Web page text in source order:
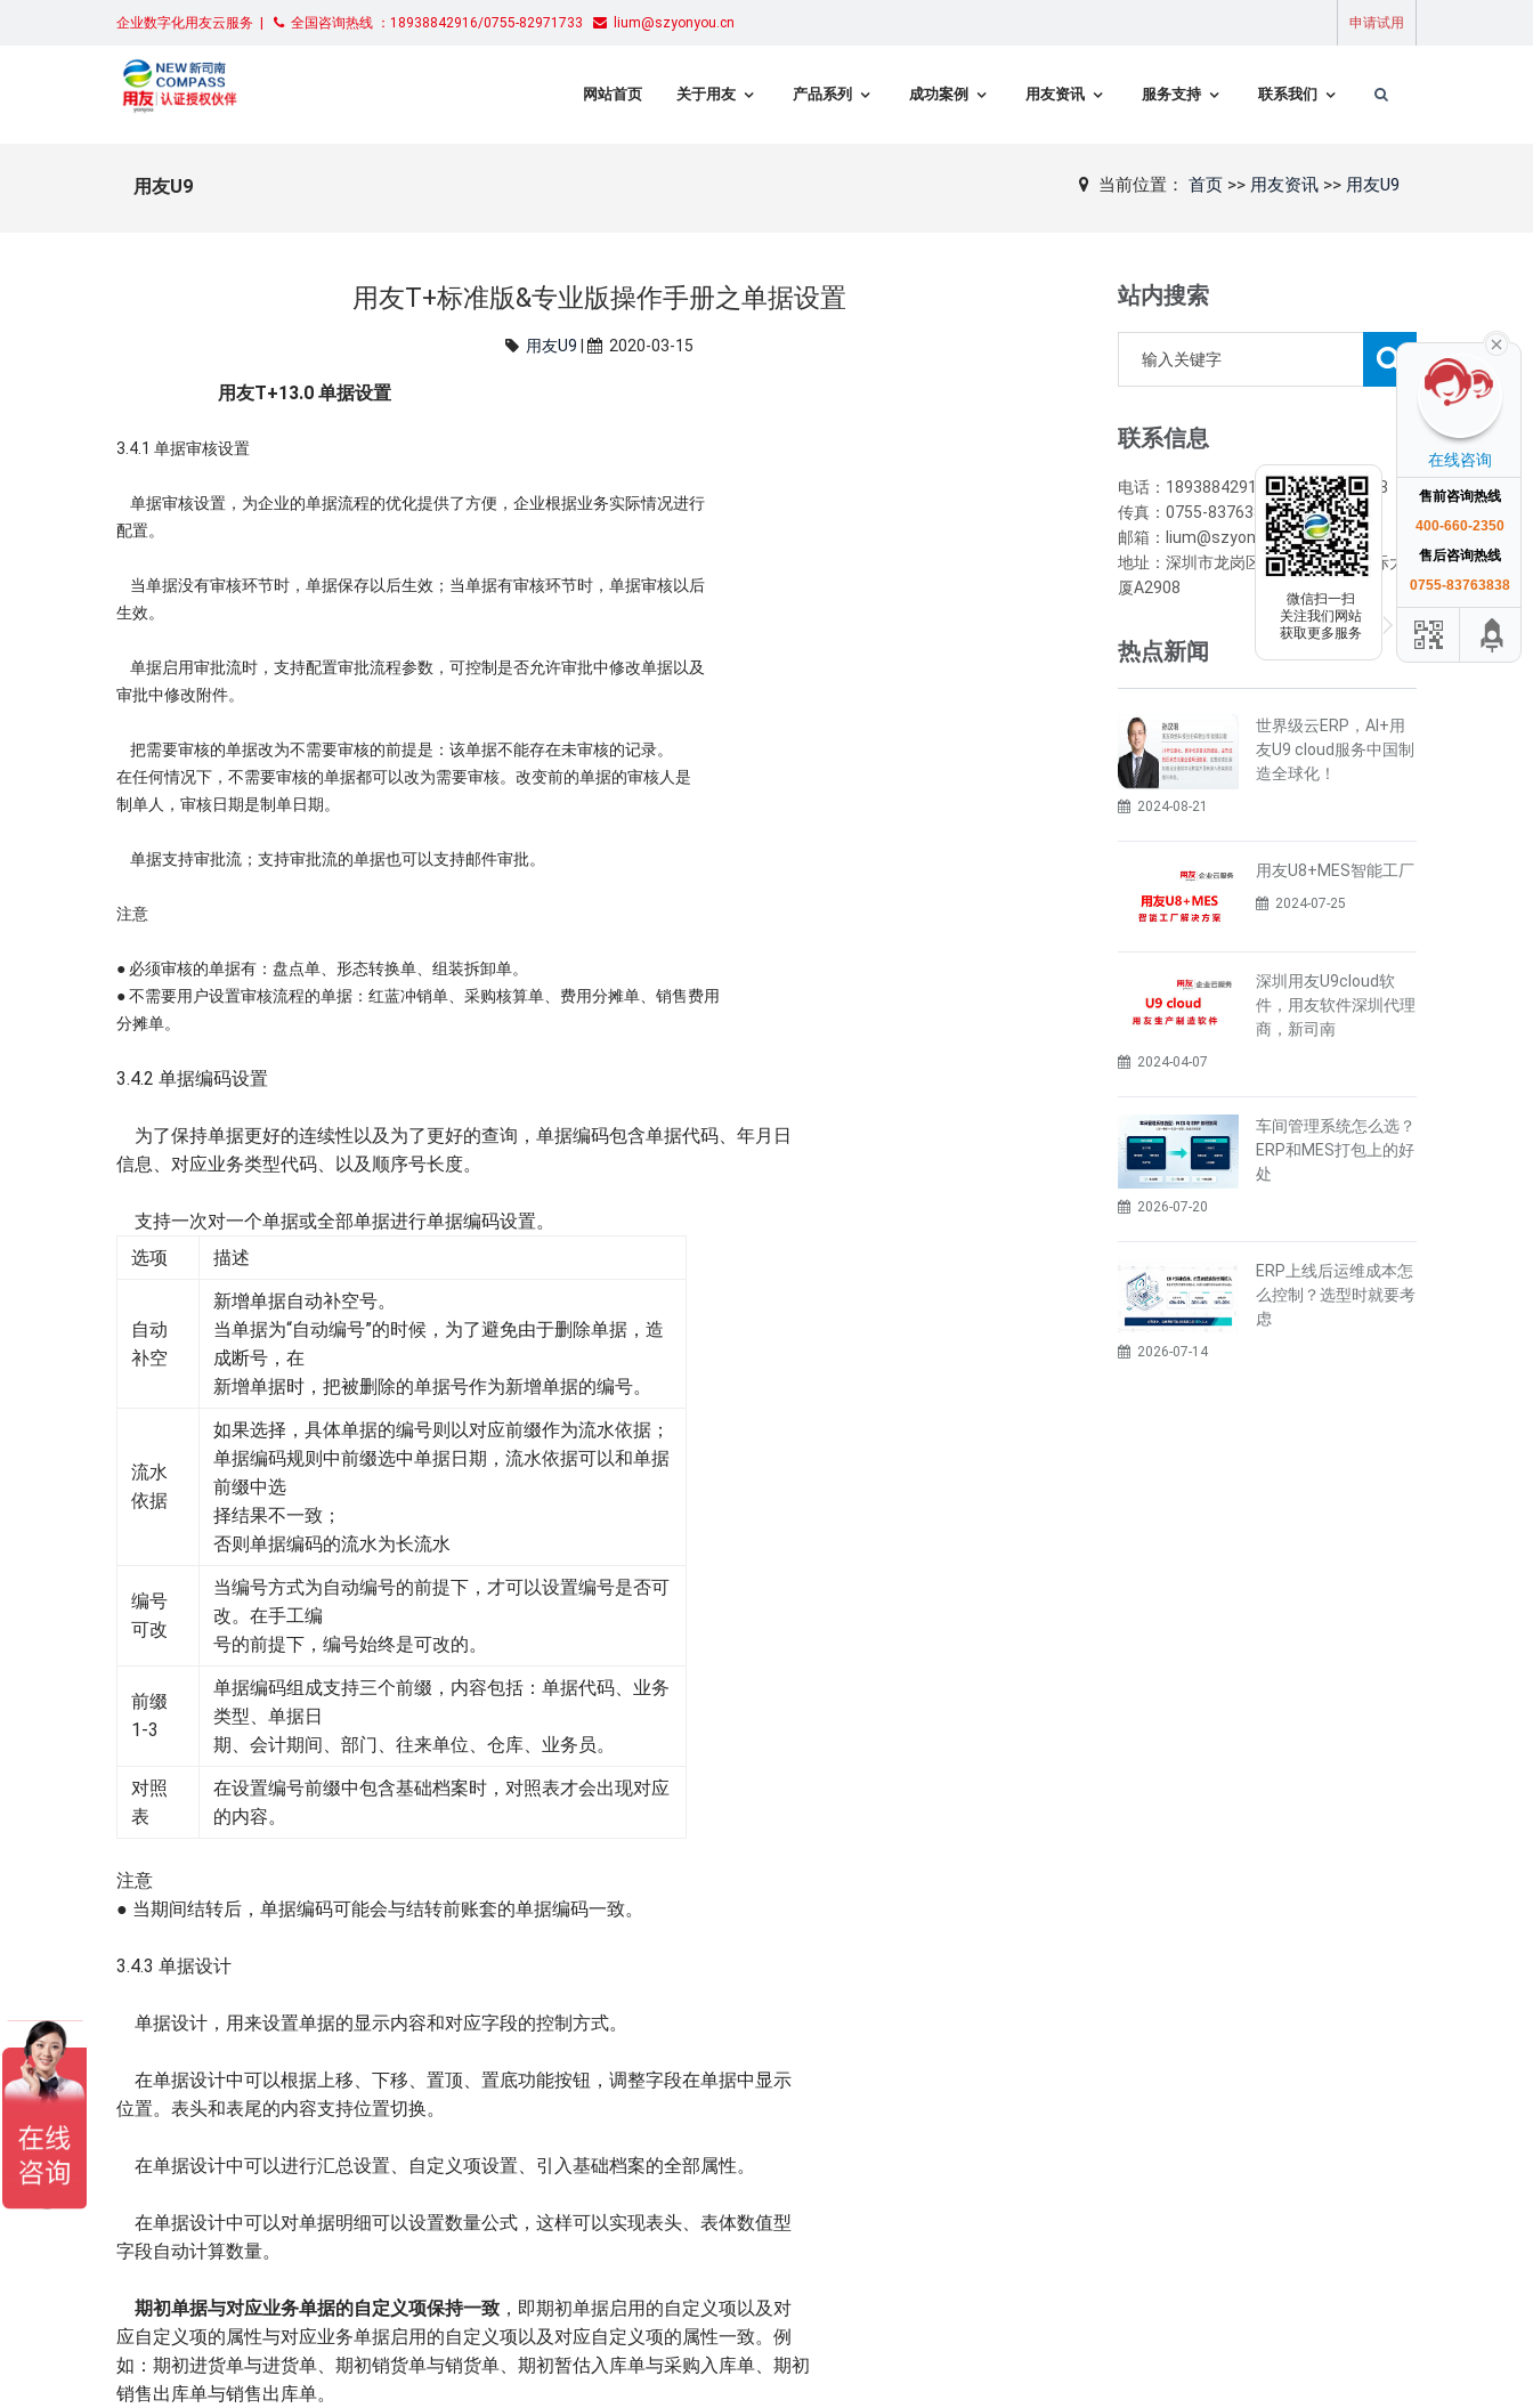
申请试用
企业数字化用友云服务 | 全国咨询热线 ：18938842916/0755-82971733 lium@szyonyou.cn
网站首页 关于用友 产品系列 成功案例 用友资讯 服务支持 联系我们
用友U9 当前位置： 首页 >> 用友资讯 >> 用友U9
用友T+标准版&专业版操作手册之单据设置
用友U9 | 2020-03-15
用友T+13.0 单据设置
3.4.1 单据审核设置
单据审核设置，为企业的单据流程的优化提供了方便，企业根据业务实际情况进行
配置。
当单据没有审核环节时，单据保存以后生效；当单据有审核环节时，单据审核以后
生效。
单据启用审批流时，支持配置审批流程参数，可控制是否允许审批中修改单据以及
审批中修改附件。
把需要审核的单据改为不需要审核的前提是：该单据不能存在未审核的记录。
在任何情况下，不需要审核的单据都可以改为需要审核。改变前的单据的审核人是
制单人，审核日期是制单日期。
单据支持审批流；支持审批流的单据也可以支持邮件审批。
注意
● 必须审核的单据有：盘点单、形态转换单、组装拆卸单。
● 不需要用户设置审核流程的单据：红蓝冲销单、采购核算单、费用分摊单、销售费用
分摊单。
3.4.2 单据编码设置
为了保持单据更好的连续性以及为了更好的查询，单据编码包含单据代码、年月日
信息、对应业务类型代码、以及顺序号长度。
支持一次对一个单据或全部单据进行单据编码设置。
选项
描述
自动
补空
新增单据自动补空号。
当单据为“自动编号”的时候，为了避免由于删除单据，造
成断号，在
新增单据时，把被删除的单据号作为新增单据的编号。
流水
依据
如果选择，具体单据的编号则以对应前缀作为流水依据；
单据编码规则中前缀选中单据日期，流水依据可以和单据
前缀中选
择结果不一致；
否则单据编码的流水为长流水
编号
可改
当编号方式为自动编号的前提下，才可以设置编号是否可
改。在手工编
号的前提下，编号始终是可改的。
前缀
1-3
单据编码组成支持三个前缀，内容包括：单据代码、业务
类型、单据日
期、会计期间、部门、往来单位、仓库、业务员。
对照
表
在设置编号前缀中包含基础档案时，对照表才会出现对应
的内容。
注意
● 当期间结转后，单据编码可能会与结转前账套的单据编码一致。
3.4.3 单据设计
单据设计，用来设置单据的显示内容和对应字段的控制方式。
在单据设计中可以根据上移、下移、置顶、置底功能按钮，调整字段在单据中显示
位置。表头和表尾的内容支持位置切换。
在单据设计中可以进行汇总设置、自定义项设置、引入基础档案的全部属性。
在单据设计中可以对单据明细可以设置数量公式，这样可以实现表头、表体数值型
字段自动计算数量。
期初单据与对应业务单据的自定义项保持一致 ，即期初单据启用的自定义项以及对
应自定义项的属性与对应业务单据启用的自定义项以及对应自定义项的属性一致。例
如：期初进货单与进货单、期初销货单与销货单、期初暂估入库单与采购入库单、期初
销售出库单与销售出库单。
站内搜索
联系信息
电话：18938842916/0755-82971733
传真：0755-83763838
邮箱：lium@szyonyou.cn
地址：深圳市龙岗区横岗街道荣德国际大
厦A2908
热点新闻
世界级云ERP，AI+用
友U9 cloud服务中国制
造全球化！
2024-08-21
用友U8+MES智能工厂
2024-07-25
深圳用友U9cloud软
件，用友软件深圳代理
商，新司南
2024-04-07
车间管理系统怎么选？
ERP和MES打包上的好
处
2026-07-20
ERP上线后运维成本怎
么控制？选型时就要考
虑
2026-07-14
在线咨询
售前咨询热线
400-660-2350
售后咨询热线
0755-83763838
微信扫一扫
关注我们网站
获取更多服务